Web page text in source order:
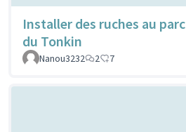
Installer des ruches au parc
du Tonkin
Nanou3232
2 7